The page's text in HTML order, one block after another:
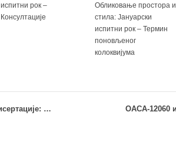
испитни рок –
Консултације
Обликовање простора и
стила: Јануарски
испитни рок – Термин
поновљеног
колоквијума
Одбрана докторске дисертације: Душан Игњатовић, дипл.инж.арх.